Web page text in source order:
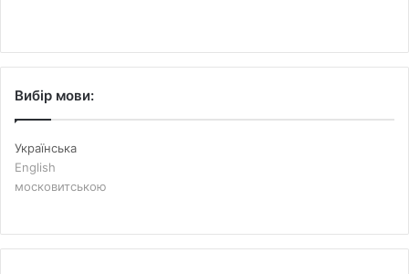
Вибір мови:
Українська
English
московитською